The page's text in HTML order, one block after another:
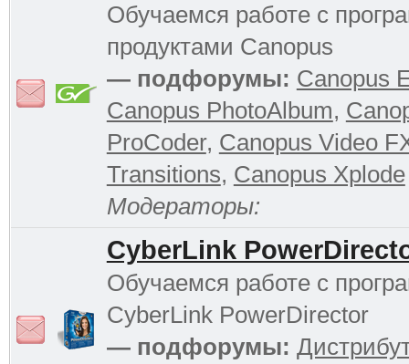
Обучаемся работе с
продуктами Canopus
— подфорумы: Canopus
Canopus PhotoAlbum,
ProCoder, Canopus Video
Transitions, Canopus Xplode
Модераторы:
CyberLink
Обучаемся работе с
CyberLink PowerDirector
— подфорумы: